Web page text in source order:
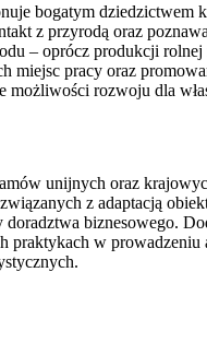
bogatym dziedzictwem
z przyrodą oraz
– oprócz produkcji
miejsc pracy oraz
możliwości rozwoju dla
unijnych oraz
z adaptacją
biznesowego.
praktykach w